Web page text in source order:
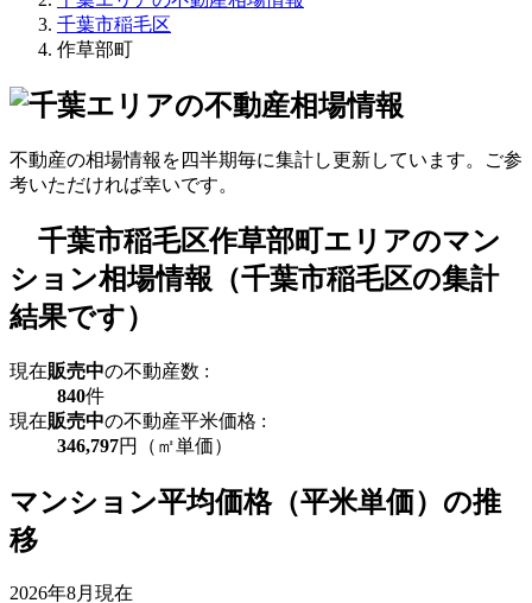
千葉市稲毛区
作草部町
不動産の相場情報を四半期毎に集計し更新しています。ご参
考いただければ幸いです。
千葉市稲毛区作草部町エリアのマン
ション相場情報（千葉市稲毛区の集計
結果です）
現在販売中の不動産数 :
840件
現在販売中の不動産平米価格 :
346,797円（㎡単価）
マンション平均価格（平米単価）の推
移
2026年8月現在